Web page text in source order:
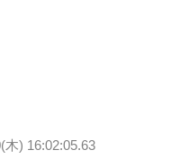
木) 16:02:05.63